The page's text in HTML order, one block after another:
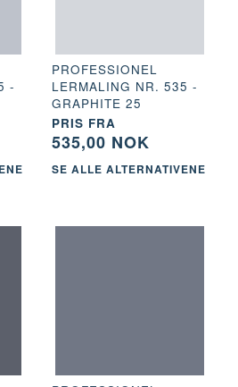
-
PROFESSIONEL
LERMALING NR. 535 -
GRAPHITE 25
PRIS FRA
535,00 NOK
SE ALLE ALTERNATIVENE